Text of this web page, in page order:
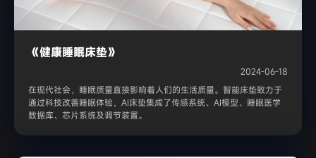
《健康睡眠床垫》
2024-06-18
在现代社会，睡眠质量直接影响着人们的生活质量。智能床垫致力于
通过科技改善睡眠体验，AI床垫集成了传感系统、AI模型、睡眠医学
数据库、芯片系统及调节装置。